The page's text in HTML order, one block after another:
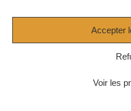
Accepter
Voir les